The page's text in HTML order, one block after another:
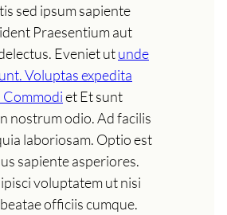
sed ipsum sapiente
Praesentium aut
Eveniet utunde
Voluptas expedita
Commodiet Et sunt
nostrum odio. Ad facilis
laboriosam. Optio est
sapiente asperiores.
voluptatem ut nisi
officiis cumque.